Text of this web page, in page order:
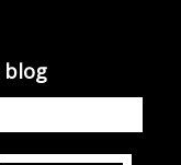
blog